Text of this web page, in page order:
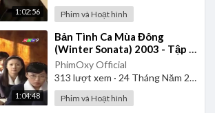
1:02:56 Phim và Hoạt hình
1:04:48
⁣Bản Tình Ca Mùa Đông
(Winter Sonata) 2003 - Tập 1
| Lồng Tiếng
PhimOxy Official
313 lượt xem · 24 Tháng Năm 2025
Phim và Hoạt hình